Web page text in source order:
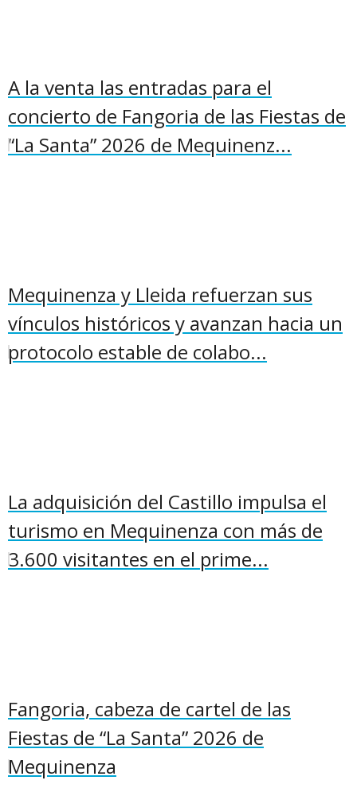
A la venta las entradas para el
concierto de Fangoria de las Fiestas de
“La Santa” 2026 de Mequinenz...
Mequinenza y Lleida refuerzan sus
vínculos históricos y avanzan hacia un
protocolo estable de colabo...
La adquisición del Castillo impulsa el
turismo en Mequinenza con más de
3.600 visitantes en el prime...
Fangoria, cabeza de cartel de las
Fiestas de “La Santa” 2026 de
Mequinenza